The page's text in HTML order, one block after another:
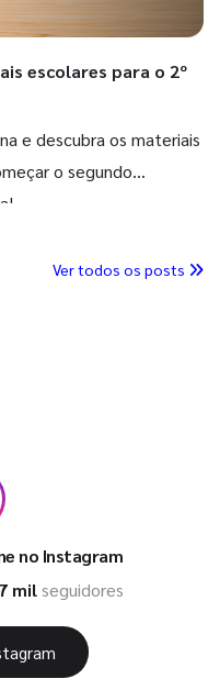
escolares para o 2º
e descubra os materiais
o segundo
Ver todos os posts
no Instagram
milseguidores